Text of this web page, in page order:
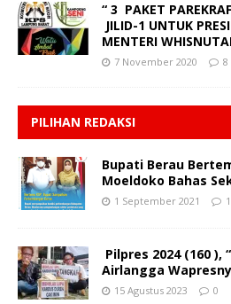
“ 3 PAKET
JILID-1 UNTUK
MENTERI
7 November 2020 8
PILIHAN REDAKSI
Bupati Berau
Moeldoko Bahas
1 September 2021 1
Pilpres 2024 (160 ),
Airlangga
15 Agustus 2023 0